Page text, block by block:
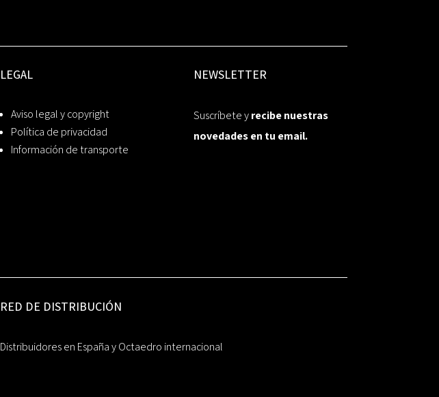
LEGAL
Aviso legal y copyright
Política de privacidad
Información de transporte
NEWSLETTER
Suscríbete yrecibe nuestras
novedades en tu email.
RED DE DISTRIBUCIÓN
Distribuidores en España y Octaedro internacional